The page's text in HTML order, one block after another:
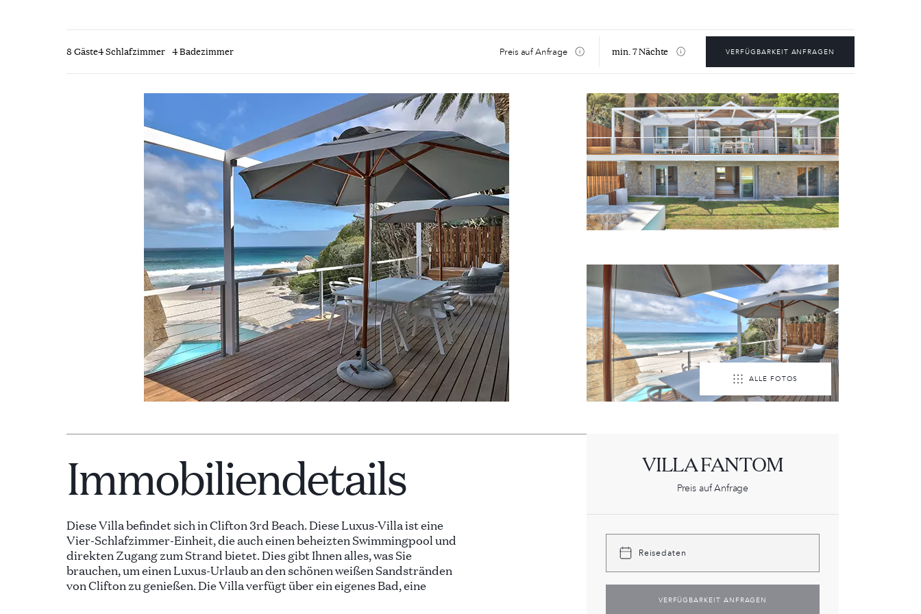
8 Gäste4 Schlafzimmer 4 Badezimmer Preis auf Anfrage min. 7 Nächte VERFÜGBARKEIT ANFRAGEN
ALLE FOTOS
Immobiliendetails
Diese Villa befindet sich in Clifton 3rd Beach. Diese Luxus-Villa ist eine
Vier-Schlafzimmer-Einheit, die auch einen beheizten Swimmingpool und
direkten Zugang zum Strand bietet. Dies gibt Ihnen alles, was Sie
brauchen, um einen Luxus-Urlaub an den schönen weißen Sandstränden
von Clifton zu genießen. Die Villa verfügt über ein eigenes Bad, eine
VILLA FANTOM
Preis auf Anfrage
Reisedaten
VERFÜGBARKEIT ANFRAGEN